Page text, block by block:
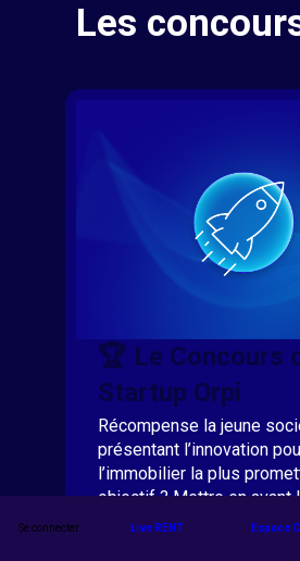
Les
🏆 Le Concours
Startup Orpi
Récompense la jeune
présentant l’innovation
l’immobilier la plus
objectif ? Mettre en avant
sociétés les plus
Se connecter Live RENT Espace